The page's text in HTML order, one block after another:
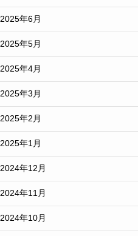
2025年6月
2025年5月
2025年4月
2025年3月
2025年2月
2025年1月
2024年12月
2024年11月
2024年10月